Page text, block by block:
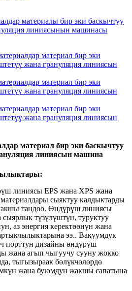
материал бир эки баскычтуу
линиясын машина
линиясы EPS жана XPS жана
сыяктуу калдыктарды
тандоо. Өндүрүш линиясы
түзүлүштүн, туруктуу
аз энергия керектөөнүн жана
ээ.. Вакуумдук
порттун дизайны өндүрүш
жана агып чыгуучу сууну жокко
тыгызыраак бөлүкчөлөрдө
жана буюмдун жакшы сапатына